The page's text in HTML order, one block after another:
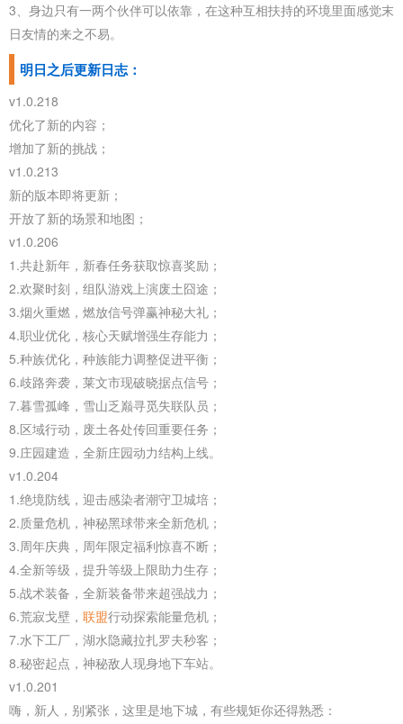
3、身边只有一两个伙伴可以依靠，在这种互相扶持的环境里面感觉末
日友情的来之不易。
明日之后更新日志：
v1.0.218
优化了新的内容；
增加了新的挑战；
v1.0.213
新的版本即将更新；
开放了新的场景和地图；
v1.0.206
1.共赴新年，新春任务获取惊喜奖励；
2.欢聚时刻，组队游戏上演废土囧途；
3.烟火重燃，燃放信号弹赢神秘大礼；
4.职业优化，核心天赋增强生存能力；
5.种族优化，种族能力调整促进平衡；
6.歧路奔袭，莱文市现破晓据点信号；
7.暮雪孤峰，雪山乏巅寻觅失联队员；
8.区域行动，废土各处传回重要任务；
9.庄园建造，全新庄园动力结构上线。
v1.0.204
1.绝境防线，迎击感染者潮守卫城培；
2.质量危机，神秘黑球带来全新危机；
3.周年庆典，周年限定福利惊喜不断；
4.全新等级，提升等级上限助力生存；
5.战术装备，全新装备带来超强战力；
6.荒寂戈壁， 联盟行动探索能量危机；
7.水下工厂，湖水隐藏拉扎罗夫秒客；
8.秘密起点，神秘敌人现身地下车站。
v1.0.201
嗨，新人，别紧张，这里是地下城，有些规矩你还得熟悉：